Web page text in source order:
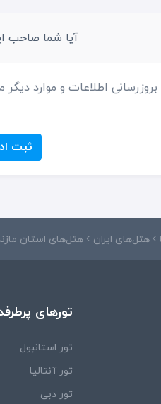
آیا شما صاحب
اطلاعات و موارد
ثبت
هتل‌های ایران هتل‌های استان
تورهای
تور استانبول
تور آنتالیا
تور دبی